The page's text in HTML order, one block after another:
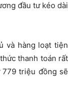
đầu tư kéo dài
và hàng loạt tiện
thanh toán rất
779 triệu đồng sẽ